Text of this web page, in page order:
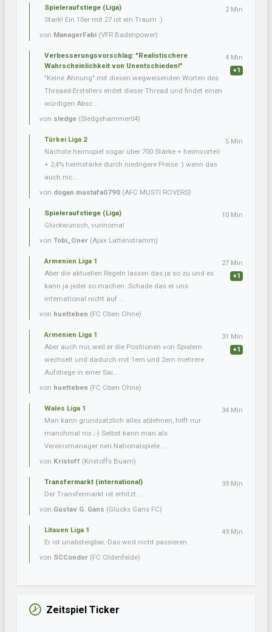
Spieleraufstiege (Liga)
Stark! Ein 10er mit 27 ist ein Traum :)
von ManagerFabi (VFR Badenpower)
2 Min
Verbesserungsvorschlag: "Realistischere
Wahrscheinlichkeit von Unentschieden!"
"Keine Ahnung" mit diesen wegweisenden Worten des
Threaed-Erstellers endet dieser Thread und findet einen
würdigen Absc...
von sledge (Sledgehammer04)
4 Min
+1
Türkei Liga 2
Nächste heimspiel sogar über 700 Stärke + heimvorteil
+ 2,4% heimstärke durch niedrigere Preise :) wenn das
auch nic...
von dogan.mustafa0790 (AFC MUSTI ROVERS)
5 Min
Spieleraufstiege (Liga)
Glückwunsch, vurinoma!
von Tobi_Oner (Ajax Lattenstramm)
10 Min
Armenien Liga 1
Aber die aktuellen Regeln lassen das ja so zu und es
kann ja jeder so machen. Schade das er uns
international nicht auf ...
von huetteben (FC Oben Ohne)
27 Min
+1
Armenien Liga 1
Aber auch nur, weil er die Positionen von Spielern
wechselt und dadurch mit 1ern und 2ern mehrere
Aufstiege in einer Sai...
von huetteben (FC Oben Ohne)
31 Min
+1
Wales Liga 1
Man kann grundsätzlich alles ablehnen, hilft nur
manchmal nix ;-) Selbst kann man als
Vereinsmanager nen Nationalspiele...
von Kristoff (Kristoffs Buam)
34 Min
Transfermarkt (international)
Der Transfermarkt ist erhitzt...
von Gustav G. Gans (Glücks Gans FC)
39 Min
Litauen Liga 1
Er ist unabsteigbar. Das wird nicht passieren.
von SCCondor (FC Oldenfelde)
49 Min
Zeitspiel Ticker